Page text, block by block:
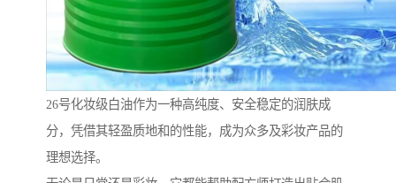
26号化妆级白油作为一种高纯度、安全稳定的润肤成
分，凭借其轻盈质地和的性能，成为众多及彩妆产品的
理想选择。